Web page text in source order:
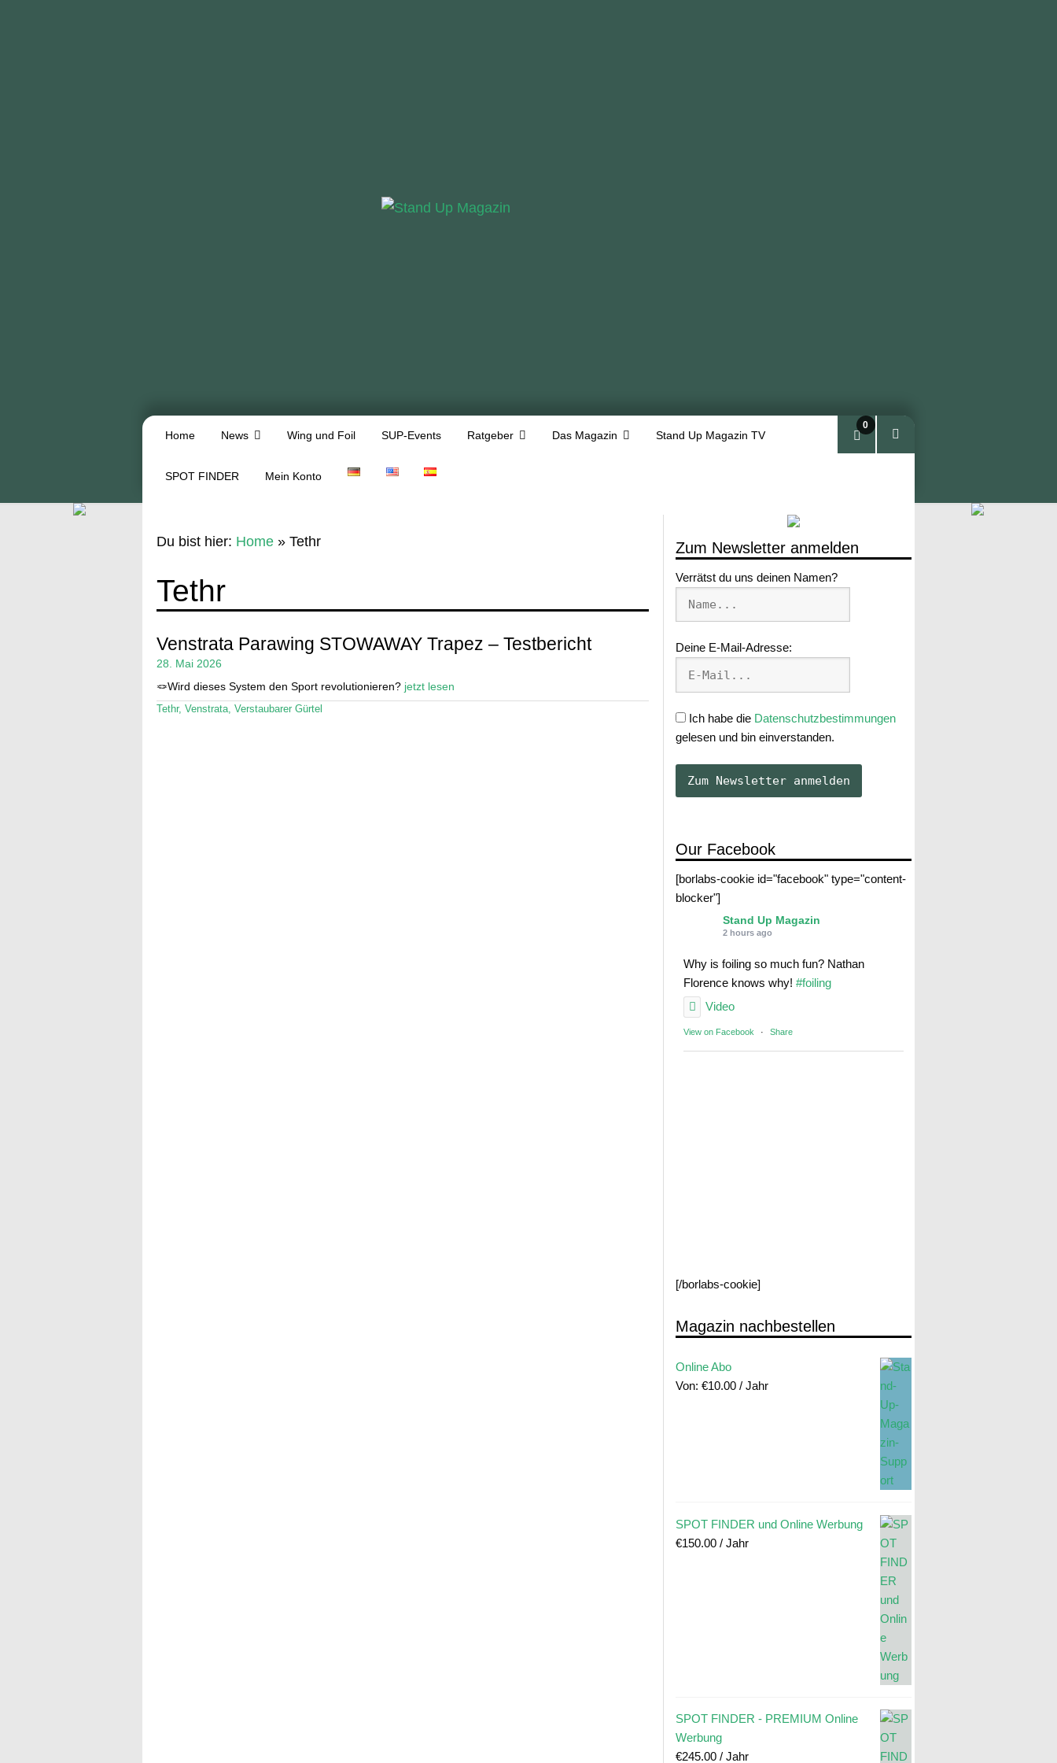
Home News Wing und Foil SUP-Events Ratgeber Das Magazin Stand Up Magazin TV
SPOT FINDER Mein Konto
0
Zum Newsletter anmelden
Verrätst du uns deinen Namen?
Deine E-Mail-Adresse:
Ich habe die Datenschutzbestimmungen
gelesen und bin einverstanden.
Our Facebook
[borlabs-cookie id="facebook" type="content-
blocker"]
Stand Up Magazin
2 hours ago
Why is foiling so much fun? Nathan
Florence knows why! #foiling
Video
View on Facebook · Share
[/borlabs-cookie]
Magazin nachbestellen
Online Abo
Von: €10.00 / Jahr
SPOT FINDER und Online Werbung
€150.00 / Jahr
SPOT FINDER - PREMIUM Online
Werbung
€245.00 / Jahr
Du bist hier: Home» Tethr
Tethr
Venstrata Parawing STOWAWAY Trapez – Testbericht
28. Mai 2026
🪢Wird dieses System den Sport revolutionieren? jetzt lesen
Tethr, Venstrata, Verstaubarer Gürtel